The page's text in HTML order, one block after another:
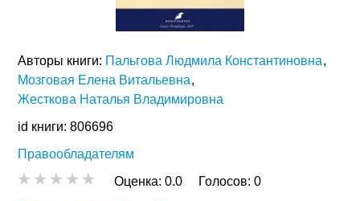
Авторы книги: Пальгова Людмила Константиновна
Мозговая Елена Витальевна
Жесткова Наталья Владимировна
id книги: 806696
Правообладателям
Оценка:0.0 Голосов:0